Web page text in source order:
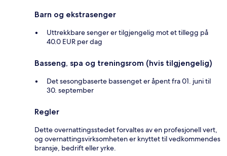
Barn og ekstrasenger
Uttrekkbare senger er tilgjengelig mot et tillegg på
40.0 EUR per dag
Basseng, spa og treningsrom (hvis tilgjengelig)
Det sesongbaserte bassenget er åpent fra 01. juni til
30. september
Regler
Dette overnattingsstedet forvaltes av en profesjonell vert,
og overnattingsvirksomheten er knyttet til vedkommendes
bransje, bedrift eller yrke.